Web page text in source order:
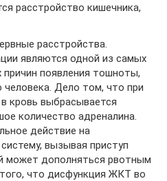
расстройство кишечника,
расстройства.
являются одной из самых
причин появления тошноты,
человека. Дело том, что при
кровь выбрасывается
количество адреналина.
действие на
вызывая приступ
может дополняться рвотным
что дисфункция ЖКТ во